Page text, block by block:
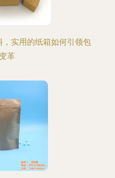
实用的纸箱如何引领包
革